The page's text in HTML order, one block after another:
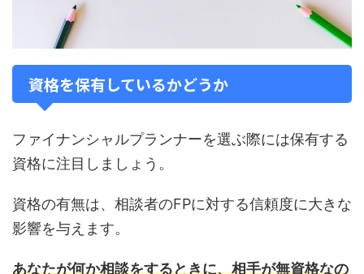
資格を保有しているかどうか
ファイナンシャルプランナーを選ぶ際には保有する
資格に注目しましょう。
資格の有無は、相談者のFPに対する信頼度に大きな
影響を与えます。
あなたが何か相談をするときに、相手が無資格なの